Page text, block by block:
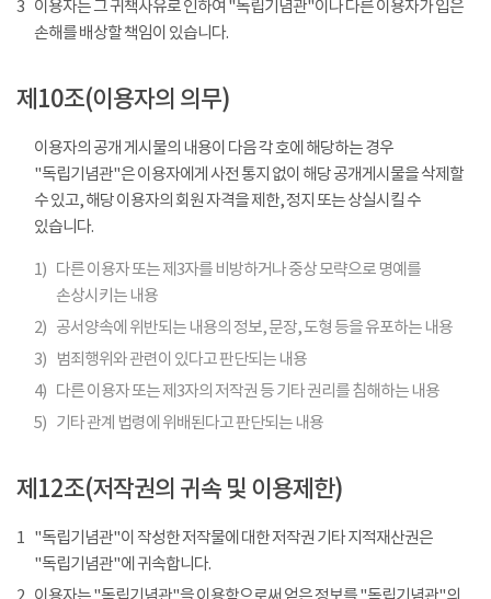
3 이용자는 그 귀책사유로 인하여 "독립기념관"이나 다른 이용자가 입은
손해를 배상할 책임이 있습니다.
제10조(이용자의 의무)
이용자의 공개 게시물의 내용이 다음 각 호에 해당하는 경우
"독립기념관"은 이용자에게 사전 통지 없이 해당 공개게시물을 삭제할
수 있고, 해당 이용자의 회원 자격을 제한, 정지 또는 상실시킬 수
있습니다.
1) 다른 이용자 또는 제3자를 비방하거나 중상 모략으로 명예를
손상시키는 내용
2) 공서양속에 위반되는 내용의 정보, 문장, 도형 등을 유포하는 내용
3)
범죄행위와 관련이 있다고 판단되는 내용
4) 다른 이용자 또는 제3자의 저작권 등 기타 권리를 침해하는 내용
5) 기타 관계 법령에 위배된다고 판단되는 내용
제12조(저작권의 귀속 및 이용제한)
1 "독립기념관"이 작성한 저작물에 대한 저작권 기타 지적재산권은
"독립기념관"에 귀속합니다.